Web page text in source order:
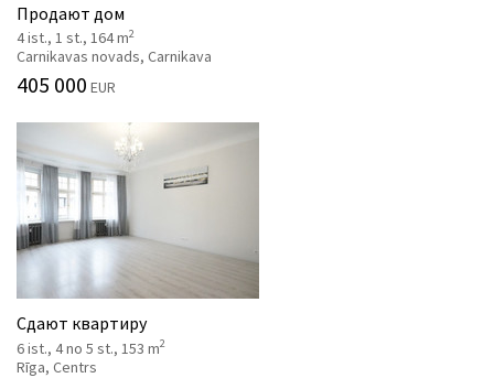
Продают дом
4 ist., 1 st., 164 m2
Carnikavas novads, Carnikava
405 000 EUR
Сдают квартиру
6 ist., 4 no 5 st., 153 m2
Rīga, Centrs